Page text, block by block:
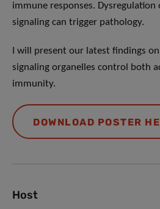
immune responses.
signaling can trigger pathology.
I will present our latest findings
signaling organelles control both
immunity.
DOWNLOAD POSTER
Host